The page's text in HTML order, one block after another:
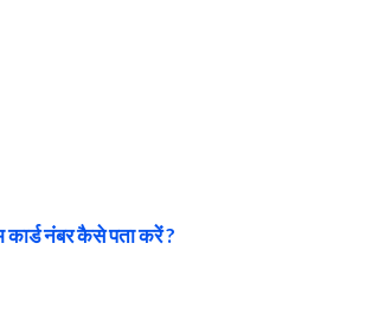
नंबर कैसे पता करें ?